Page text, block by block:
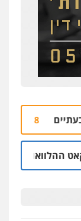
06.08 | 22:58
של משפחת